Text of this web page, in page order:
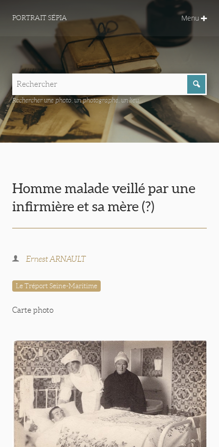
PORTRAIT SÉPIA Menu
Rechercher une photo, un photographe, un lieu...
Homme malade veillé par une
infirmière et sa mère (?)
Ernest ARNAULT
Le Tréport Seine-Maritime
Carte photo